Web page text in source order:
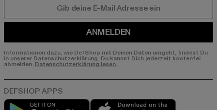
ANMELDEN
Informationen dazu, wie DefShop mit Deinen Daten umgeht, findest Du
in unserer Datenschutzerklärung. Du kannst Dich jederzeit kostenfei
abmelden. Datenschutzerklärung lesen.
Play market